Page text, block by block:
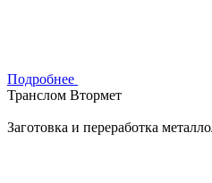
Подробнее
Транслом Втормет
Заготовка и переработка